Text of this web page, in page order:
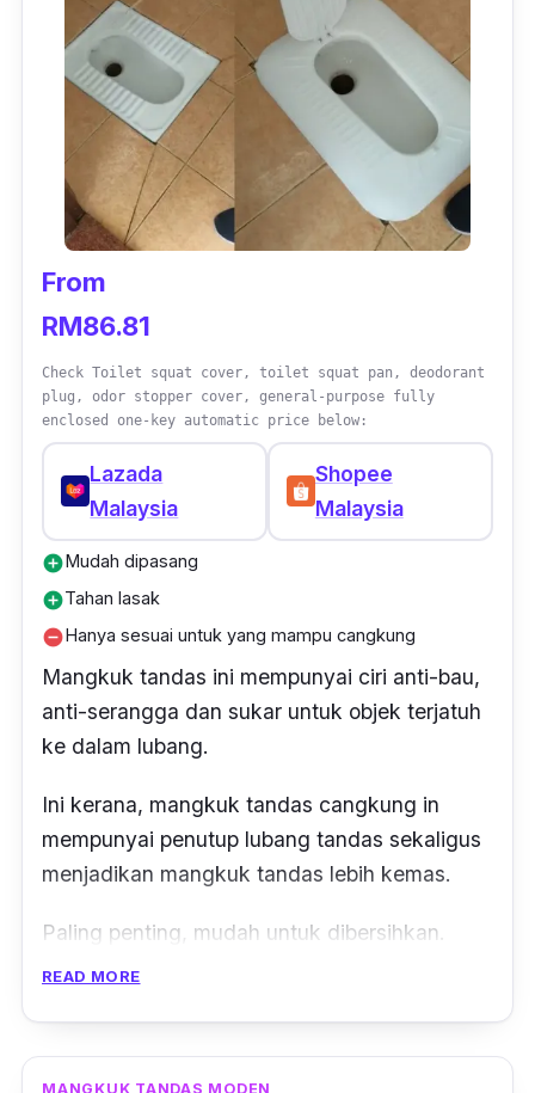
From
RM86.81
Check Toilet squat cover, toilet squat pan, deodorant
plug, odor stopper cover, general-purpose fully
enclosed one-key automatic price below:
Lazada
Malaysia
Shopee
Malaysia
add_circleMudah dipasang
add_circleTahan lasak
remove_circleHanya sesuai untuk yang mampu cangkung
Mangkuk tandas ini mempunyai ciri anti-bau,
anti-serangga dan sukar untuk objek terjatuh
ke dalam lubang.
Ini kerana, mangkuk tandas cangkung in
mempunyai penutup lubang tandas sekaligus
menjadikan mangkuk tandas lebih kemas.
Paling penting, mudah untuk dibersihkan.
Anda tidak perlu mencuci bahagian badan
READ MORE
MANGKUK TANDAS MODEN